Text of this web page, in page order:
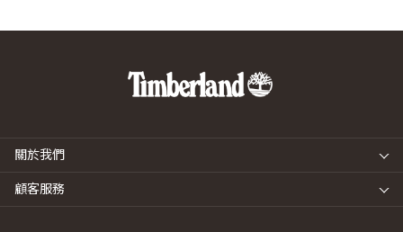
關於我們
顧客服務